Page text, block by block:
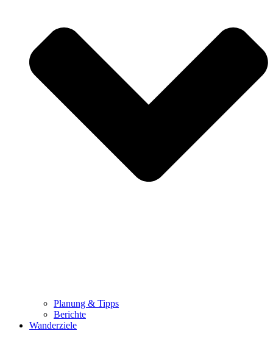
Planung & Tipps
Berichte
Wanderziele